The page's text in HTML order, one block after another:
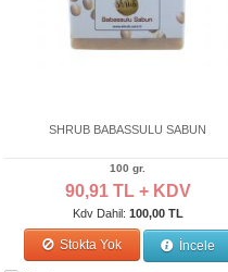
SHRUB BABASSULU SABUN
100 gr.
90,91 TL + KDV
Kdv Dahil: 100,00 TL
Stokta Yok İncele